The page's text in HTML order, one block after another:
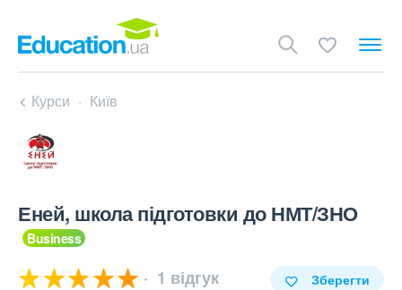
Курси Київ
Еней, школа підготовки до НМТ/ЗНО
1 відгук Зберегти